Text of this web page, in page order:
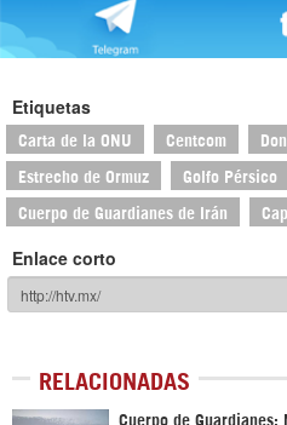
Etiquetas
Carta de la ONU Centcom
Estrecho de Ormuz Golfo Pérsico
Cuerpo de Guardianes de Irán
Enlace corto
RELACIONADAS
Cuerpo de Guardianes: